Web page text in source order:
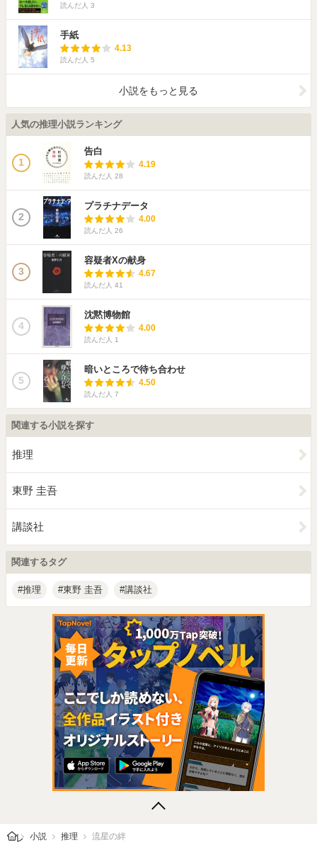
読んだ人 3
手紙
4.13
読んだ人 5
小説をもっと見る
人気の推理小説ランキング
1
告白
4.19
読んだ人 28
2
プラチナデータ
4.00
読んだ人 26
3
容疑者Xの献身
4.67
読んだ人 41
4
沈黙博物館
4.00
読んだ人 1
5
暗いところで待ち合わせ
4.50
読んだ人 7
関連する小説を探す
推理
東野 圭吾
講談社
関連するタグ
推理 東野 圭吾 講談社
レビューン トップ
小説 推理 流星の絆